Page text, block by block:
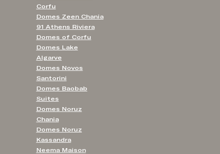
Corfu
Domes Zeen Chania
91 Athens Riviera
Domes of Corfu
Domes Lake
Algarve
Domes Novos
Santorini
Domes Baobab
Suites
Domes Noruz
Chania
Domes Noruz
Kassandra
Neema Maison